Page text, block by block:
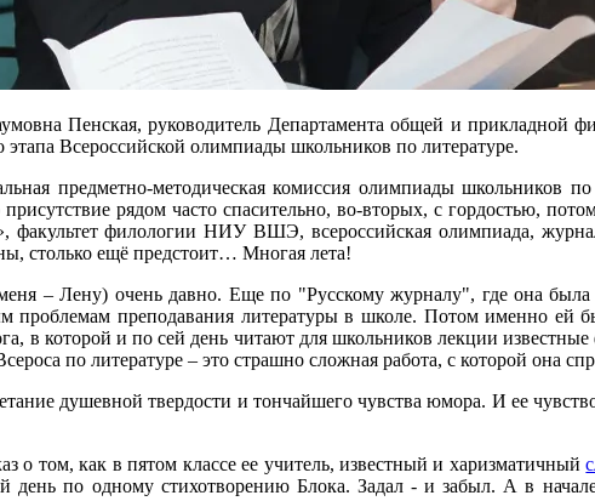
Пенская, руководитель Департамента общей и
Всероссийской олимпиады школьников по литературе.
предметно-методическая комиссия олимпиады школьников
рядом часто спасительно, во-вторых, с гордостью,
факультет филологии НИУ ВШЭ, всероссийская олимпиада,
столько ещё предстоит… Многая лета!
– Лену) очень давно. Еще по "Русскому журналу", где она была
проблемам преподавания литературы в школе. Потом именно ей
в которой и по сей день читают для школьников лекции
по литературе – это страшно сложная работа, с которой она
душевной твердости и тончайшего чувства юмора. И ее
о том, как в пятом классе ее учитель, известный и харизматичный
день по одному стихотворению Блока. Задал - и забыл. А в